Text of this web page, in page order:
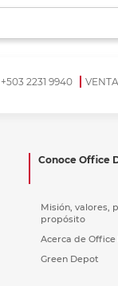
2231 9940
Conoce Office
Misión, valores,
propósito
Acerca de
Green Depot